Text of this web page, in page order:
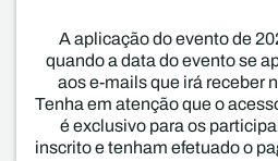
A aplicação do evento de
quando a data do evento se
aos e-mails que irá receber
Tenha em atenção que o
é exclusivo para os
inscrito e tenham efetuado o